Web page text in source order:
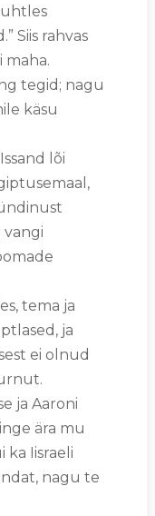
Siis rahvas
maha.
tegid; nagu
käsu
lõi
vangi
tema ja
ja
ei olnud
ja Aaroni
ära mu
ka Iisraeli
nagu te